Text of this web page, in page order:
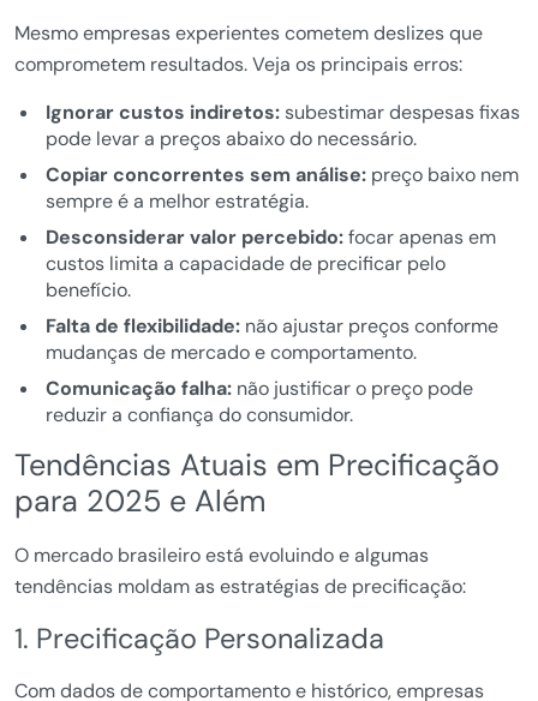
Mesmo empresas experientes cometem deslizes que
comprometem resultados. Veja os principais erros:
Ignorar custos indiretos:subestimar despesas fixas
pode levar a preços abaixo do necessário.
Copiar concorrentes sem análise:preço baixo nem
sempre é a melhor estratégia.
Desconsiderar valor percebido:focar apenas em
custos limita a capacidade de precificar pelo
benefício.
Falta de flexibilidade:não ajustar preços conforme
mudanças de mercado e comportamento.
Comunicação falha:não justificar o preço pode
reduzir a confiança do consumidor.
Tendências Atuais em Precificação
para 2025 e Além
O mercado brasileiro está evoluindo e algumas
tendências moldam as estratégias de precificação:
1. Precificação Personalizada
Com dados de comportamento e histórico, empresas